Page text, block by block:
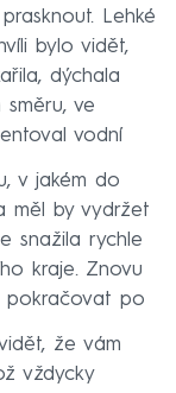
Lehké
bylo vidět,
dýchala
ve
vodní
v jakém do
měl by vydržet
snažila rychle
kraje. Znovu
pokračovat po
že vám
vždycky